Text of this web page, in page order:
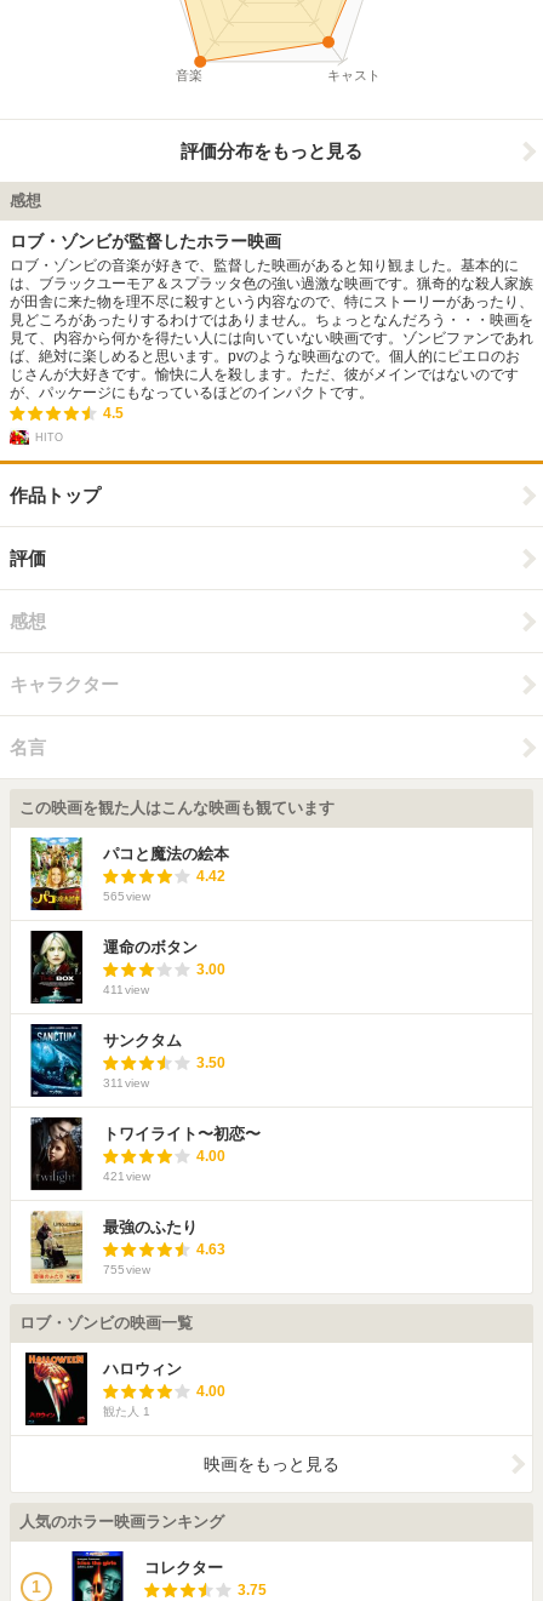
キャスト
音楽
評価分布をもっと見る
感想
ロブ・ゾンビが監督したホラー映画
ロブ・ゾンビの音楽が好きで、監督した映画があると知り観ました。基本的に
は、ブラックユーモア＆スプラッタ色の強い過激な映画です。猟奇的な殺人家族
が田舎に来た物を理不尽に殺すという内容なので、特にストーリーがあったり、
見どころがあったりするわけではありません。ちょっとなんだろう・・・映画を
見て、内容から何かを得たい人には向いていない映画です。ゾンビファンであれ
ば、絶対に楽しめると思います。pvのような映画なので。個人的にピエロのお
じさんが大好きです。愉快に人を殺します。ただ、彼がメインではないのです
が、パッケージにもなっているほどのインパクトです。
4.5
HITO
作品トップ
評価
感想
キャラクター
名言
この映画を観た人はこんな映画も観ています
パコと魔法の絵本
4.42
565view
運命のボタン
3.00
411 view
サンクタム
3.50
311 view
トワイライト〜初恋〜
4.00
421 view
最強のふたり
4.63
755view
ロブ・ゾンビの映画一覧
ハロウィン
4.00
観た人 1
映画をもっと見る
人気のホラー映画ランキング
1
コレクター
3.75